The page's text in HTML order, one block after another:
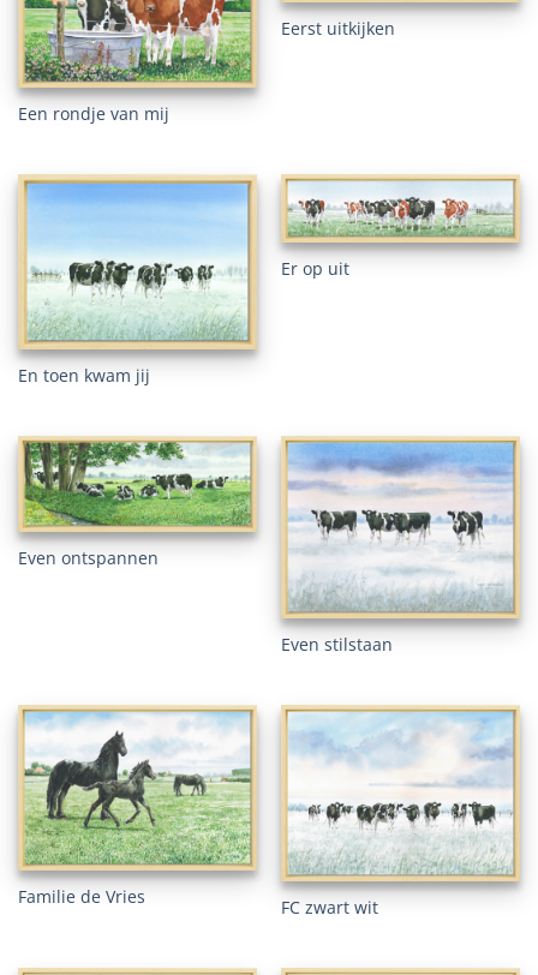
Een rondje van mij
Eerst uitkijken
En toen kwam jij
Er op uit
Even ontspannen
Even stilstaan
Familie de Vries FC zwart wit